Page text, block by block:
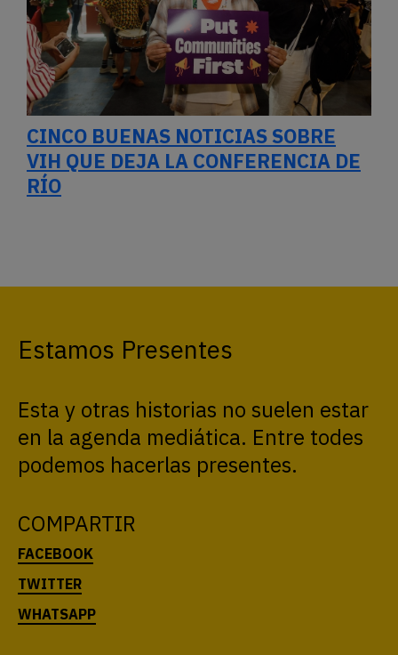
CINCO BUENAS NOTICIAS SOBRE
VIH QUE DEJA LA CONFERENCIA DE
RÍO
Estamos Presentes
Esta y otras historias no suelen estar
en la agenda mediática. Entre todes
podemos hacerlas presentes.
COMPARTIR